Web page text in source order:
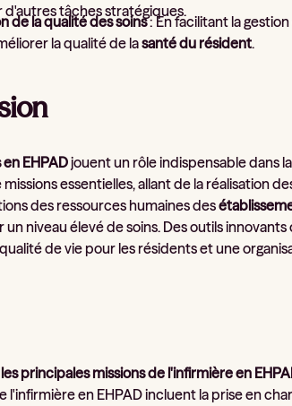
tâches stratégiques.
de la qualité des soins: En facilitant la
la qualité de lasanté du résident.
EHPADjouent un rôle indispensable dans
essentielles, allant de la réalisation
des ressources humaines des
un niveau élevé de soins. Des outils
de vie pour les résidents et une
principales missions de l'infirmière en
l'infirmière en EHPAD incluent la prise en